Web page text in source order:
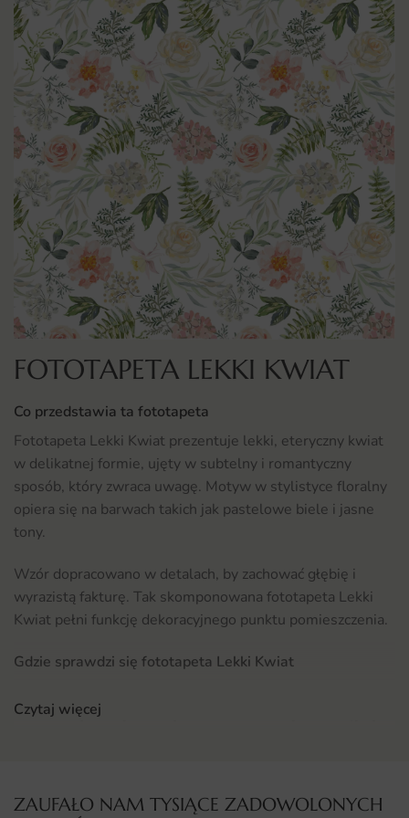
FOTOTAPETA LEKKI KWIAT
Co przedstawia ta fototapeta
Fototapeta Lekki Kwiat prezentuje lekki, eteryczny kwiat
w delikatnej formie, ujęty w subtelny i romantyczny
sposób, który zwraca uwagę. Motyw w stylistyce floralny
opiera się na barwach takich jak pastelowe biele i jasne
tony.
Wzór dopracowano w detalach, by zachować głębię i
wyrazistą fakturę. Tak skomponowana fototapeta Lekki
Kwiat pełni funkcję dekoracyjnego punktu pomieszczenia.
Gdzie sprawdzi się fototapeta Lekki Kwiat
efektowną ścianę za sofą lub ozdabia strefę telewizyjną.
Jeśli szukasz innych propozycji, sprawdź pełną kolekcję
Czytaj więcej
ZAUFAŁO NAM TYSIĄCE ZADOWOLONYCH